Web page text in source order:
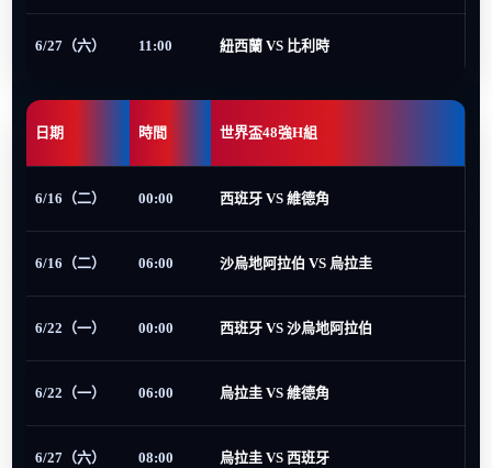
6/27（六） 11:00 紐西蘭 VS 比利時
日期 時間 世界盃48強H組
6/16（二） 00:00 西班牙 VS 維德角
6/16（二） 06:00 沙烏地阿拉伯 VS 烏拉圭
6/22（一） 00:00 西班牙 VS 沙烏地阿拉伯
6/22（一） 06:00 烏拉圭 VS 維德角
6/27（六） 08:00 烏拉圭 VS 西班牙